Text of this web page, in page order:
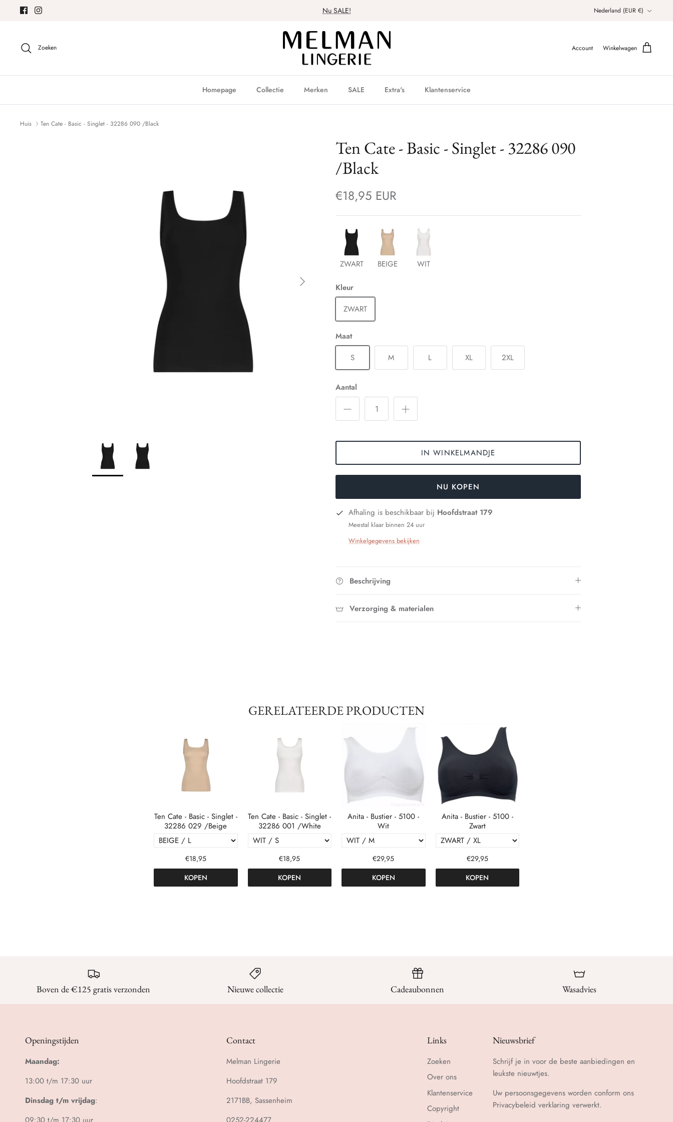
Meteen
content
Nu SALE! Valuta
Nederland (EUR €)
Zoeken Account Winkelwagen
Homepage Collectie Merken SALE Extra's Klantenservice
Huis Ten Cate - Basic - Singlet - 32286 090 /Black
Ten Cate - Basic - Singlet - 32286 090
/Black
€18,95 EUR
ZWART BEIGE WIT
Kleur
ZWART
Maat
S
M L XL 2XL
Aantal
IN WINKELMANDJE
NU KOPEN
Afhaling is beschikbaar bij Hoofdstraat 179
Meestal klaar binnen 24 uur
Winkelgegevens bekijken
Beschrijving
Verzorging & materialen
GERELATEERDE PRODUCTEN
Ten Cate - Basic - Singlet -
32286 029 /Beige
€18,95
KOPEN
Ten Cate - Basic - Singlet -
32286 001 /White
€18,95
KOPEN
Anita - Bustier - 5100 -
Wit
€29,95
KOPEN
Anita - Bustier - 5100 -
Zwart
€29,95
KOPEN
Boven de €125 gratis verzonden Nieuwe collectie Cadeaubonnen Wasadvies
Openingstijden
Maandag:
13:00 t/m 17:30 uur
Dinsdag t/m vrijdag:
Contact
Melman Lingerie
Hoofdstraat 179
2171BB, Sassenheim
Links
Zoeken
Over ons
Klantenservice
Copyright
Nieuwsbrief
Schrijf je in voor de beste aanbiedingen en
leukste nieuwtjes.
Uw persoonsgegevens worden conform ons
Privacybeleid verklaring verwerkt.